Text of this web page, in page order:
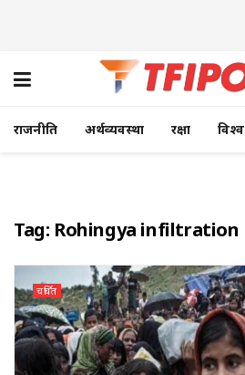
राजनीति अर्थव्यवस्था रक्षा विश्व
Tag: Rohingya infiltration
चर्चित